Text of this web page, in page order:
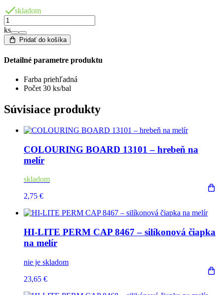
skladom
ks
Pridať do košíka
Detailné parametre produktu
Farba priehľadná
Počet 30 ks/bal
Súvisiace produkty
COLOURING BOARD 13101 – hrebeň na
melír
skladom
2,75 €
HI-LITE PERM CAP 8467 – silíkonová čiapka
na melír
nie je skladom
23,65 €